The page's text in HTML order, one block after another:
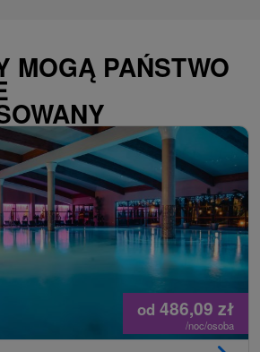
MOGĄ PAŃSTWO
od 486,09 zł
/noc/osoba